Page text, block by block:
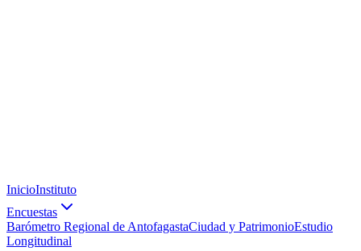
InicioInstituto
Encuestas
Barómetro Regional de AntofagastaCiudad y PatrimonioEstudio
Longitudinal